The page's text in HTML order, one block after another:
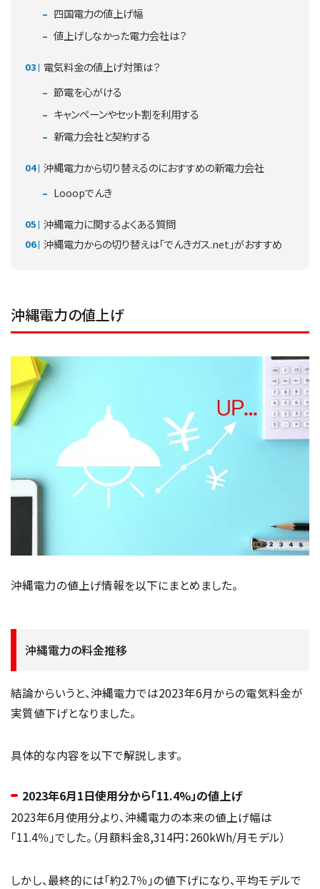
四国電力の値上げ幅
値上げしなかった電力会社は？
電気料金の値上げ対策は？
節電を心がける
キャンペーンやセット割を利用する
新電力会社と契約する
沖縄電力から切り替えるのにおすすめの新電力会社
Looopでんき
沖縄電力に関するよくある質問
沖縄電力からの切り替えは「でんきガス.net」がおすすめ
沖縄電力の値上げ
沖縄電力の値上げ情報を以下にまとめました。
沖縄電力の料金推移
結論からいうと、沖縄電力では2023年6月からの電気料金が
実質値下げとなりました。
具体的な内容を以下で解説します。
2023年6月1日使用分から「11.4%」の値上げ
2023年6月使用分より、沖縄電力の本来の値上げ幅は
「11.4％」でした。（月額料金8,314円：260kWh/月モデル）
しかし、最終的には「約2.7％」の値下げになり、平均モデルで